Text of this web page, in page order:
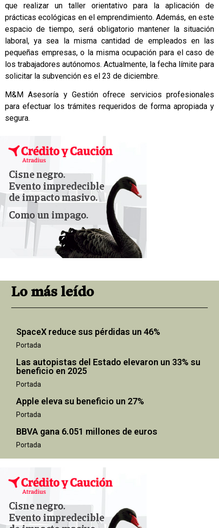
que realizar un taller orientativo para la aplicación de
prácticas ecológicas en el emprendimiento. Además, en este
espacio de tiempo, será obligatorio mantener la situación
laboral, ya sea la misma cantidad de empleados en las
pequeñas empresas, o la misma ocupación para el caso de
los trabajadores autónomos. Actualmente, la fecha límite para
solicitar la subvención es el 23 de diciembre.
M&M Asesoría y Gestión ofrece servicios profesionales
para efectuar los trámites requeridos de forma apropiada y
segura.
Lo más leído
SpaceX reduce sus pérdidas un 46%
Portada
Las autopistas del Estado elevaron un 33% su
beneficio en 2025
Portada
Apple eleva su beneficio un 27%
Portada
BBVA gana 6.051 millones de euros
Portada